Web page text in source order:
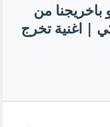
باخريجنا من
| اغنية تخرج